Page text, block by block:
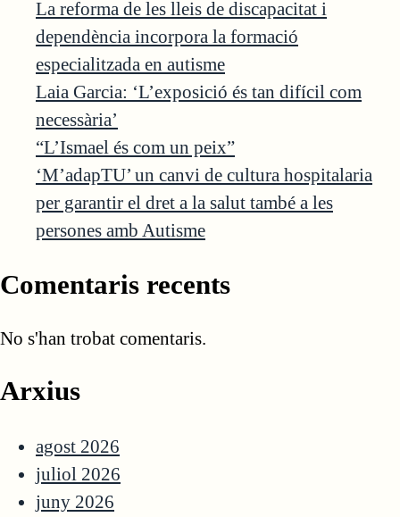
La reforma de les lleis de discapacitat i
dependència incorpora la formació
especialitzada en autisme
Laia Garcia: ‘L’exposició és tan difícil com
necessària’
“L’Ismael és com un peix”
‘M’adapTU’ un canvi de cultura hospitalaria
per garantir el dret a la salut també a les
persones amb Autisme
Comentaris recents
No s'han trobat comentaris.
Arxius
agost 2026
juliol 2026
juny 2026